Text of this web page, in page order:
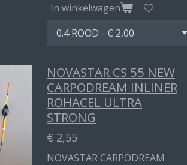
In winkelwagen
NOVASTAR CS 55 NEW
CARPODREAM INLINER
ROHACEL ULTRA
STRONG
€ 2,55
NOVASTAR CARPODREAM